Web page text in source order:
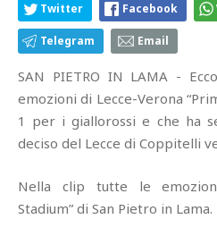
Twitter Facebook
Telegram Email
SAN PIETRO IN LAMA -
emozioni di Lecce-Verona
1 per i giallorossi e che ha
deciso del Lecce di Coppitelli
Nella clip tutte le
Stadium” di San Pietro in Lama.